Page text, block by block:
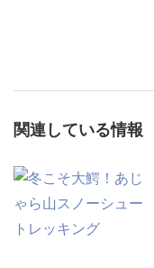
関連している情報